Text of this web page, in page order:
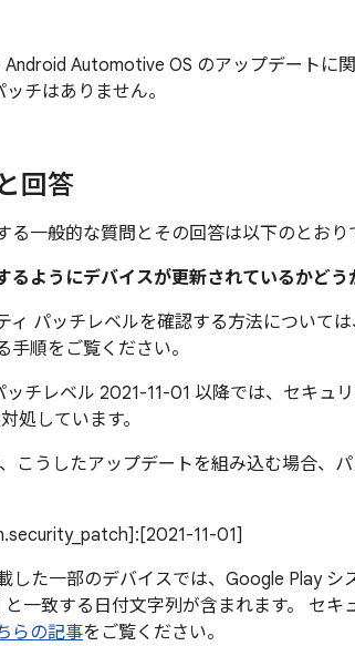
Android Automotive OS のアップデートに
チはありません。
回答
る一般的な質問とその回答は以下のとおり
るようにデバイスが更新されているかど
ィ パッチレベルを確認する方法については
手順をご覧ください。
ッチレベル 2021-11-01 以降では、セキュ
処しています。
こうしたアップデートを組み込む場合、
11-01]
した一部のデバイスでは、Google Play シ
一致する日付文字列が含まれます。 セ
らの記事をご覧ください。